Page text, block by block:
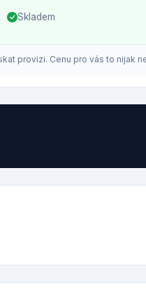
Skladem
provizi. Cenu pro vás to nijak